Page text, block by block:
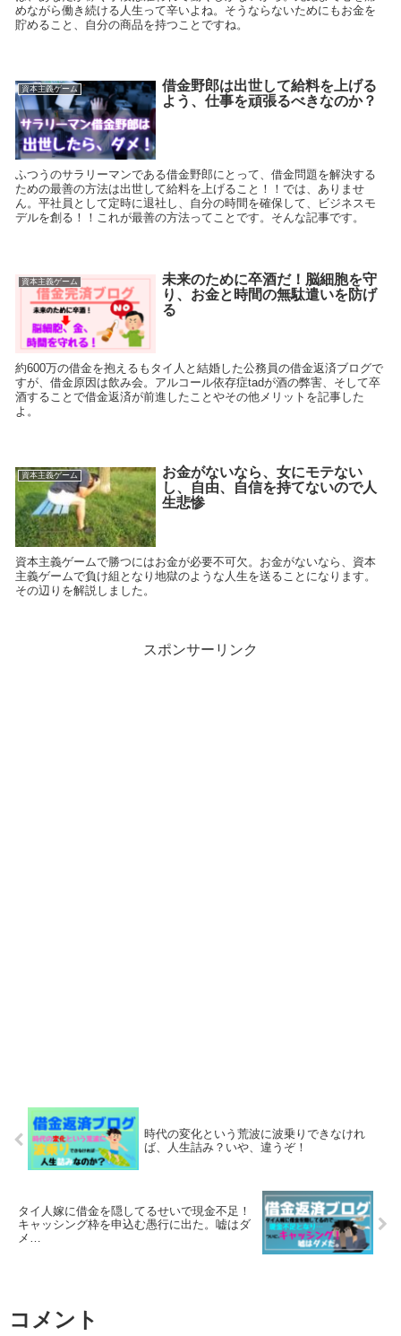
めながら働き続ける人生って辛いよね。そうならないためにもお金を
貯めること、自分の商品を持つことですね。
資本主義ゲーム
借金野郎は出世して給料を上げる
よう、仕事を頑張るべきなのか？
ふつうのサラリーマンである借金野郎にとって、借金問題を解決する
ための最善の方法は出世して給料を上げること！！では、ありませ
ん。平社員として定時に退社し、自分の時間を確保して、ビジネスモ
デルを創る！！これが最善の方法ってことです。そんな記事です。
資本主義ゲーム
未来のために卒酒だ！脳細胞を守
り、お金と時間の無駄遣いを防げ
る
約600万の借金を抱えるもタイ人と結婚した公務員の借金返済ブログで
すが、借金原因は飲み会。アルコール依存症tadが酒の弊害、そして卒
酒することで借金返済が前進したことやその他メリットを記事した
よ。
資本主義ゲーム
お金がないなら、女にモテない
し、自由、自信を持てないので人
生悲惨
資本主義ゲームで勝つにはお金が必要不可欠。お金がないなら、資本
主義ゲームで負け組となり地獄のような人生を送ることになります。
その辺りを解説しました。
スポンサーリンク
時代の変化という荒波に波乗りできなけれ
ば、人生詰み？いや、違うぞ！
タイ人嫁に借金を隠してるせいで現金不足！
キャッシング枠を申込む愚行に出た。嘘はダ
メ…
コメント